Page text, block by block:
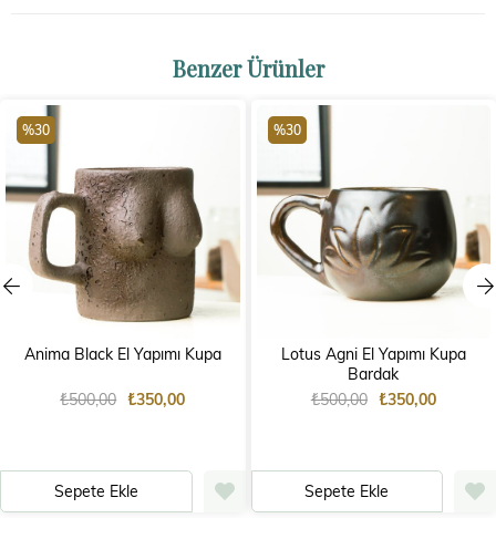
Benzer Ürünler
Anima Black El Yapımı Kupa
₺350,00
₺500,00
Sepete Ekle
%30
Lotus Agni El Yapımı Kupa
Bardak
₺350,00
₺500,00
Sepete Ekle
%30